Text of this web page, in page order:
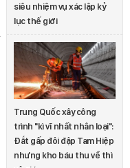
siêu nhiệm vụ xác lập kỷ
lục thế giới
Trung Quốc xây công
trình "kì vĩ nhất nhân loại":
Đắt gấp đôi đập Tam Hiệp
nhưng kho báu thu về thì